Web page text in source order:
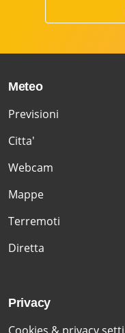
Meteo
Previsioni
Citta'
Webcam
Mappe
Terremoti
Diretta
Privacy
Cookies & privacy